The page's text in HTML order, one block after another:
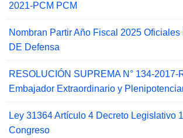
2021-PCM PCM
Nombran Partir Año Fiscal 2025
DE Defensa
RESOLUCIÓN SUPREMA N° 134-2017-
Embajador Extraordinario y
Ley 31364 Artículo 4 Decreto Legislativo
Congreso